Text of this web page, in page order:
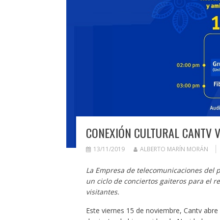
CONEXIÓN CULTURAL CANTV
13/11/2019 ALBERTO MARÍN MORÁN
La Empresa de telecomunicaciones del
un ciclo de conciertos gaiteros para el
visitantes.
Este viernes 15 de noviembre, Cantv